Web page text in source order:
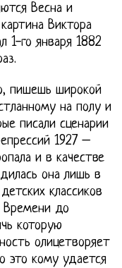
Весна и
Виктора
1-го января 1882
пишешь широкой
на полу и
писали сценарии
1927 –
и в качестве
она лишь в
классиков
Времени до
которую
олицетворяет
это кому удается